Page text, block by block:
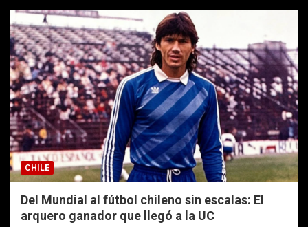
CHILE
Del Mundial al fútbol chileno sin escalas: El
arquero ganador que llegó a la UC